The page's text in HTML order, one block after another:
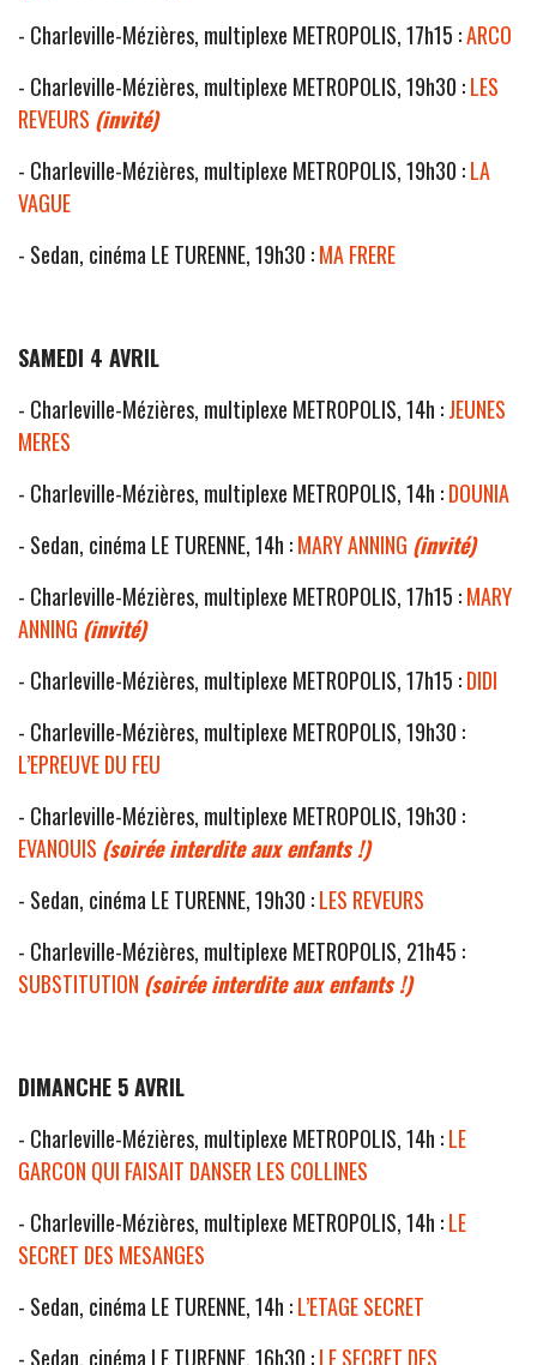
- Charleville-Mézières, multiplexe METROPOLIS, 17h15 :ARCO
- Charleville-Mézières, multiplexe METROPOLIS, 19h30 :LES
REVEURS (invité)
- Charleville-Mézières, multiplexe METROPOLIS, 19h30 :LA
VAGUE
- Sedan, cinéma LE TURENNE, 19h30 :MA FRERE
SAMEDI 4 AVRIL
- Charleville-Mézières, multiplexe METROPOLIS, 14h :JEUNES
MERES
- Charleville-Mézières, multiplexe METROPOLIS, 14h :DOUNIA
- Sedan, cinéma LE TURENNE, 14h :MARY ANNING (invité)
- Charleville-Mézières, multiplexe METROPOLIS, 17h15 :MARY
ANNING (invité)
- Charleville-Mézières, multiplexe METROPOLIS, 17h15 :DIDI
- Charleville-Mézières, multiplexe METROPOLIS, 19h30 :
L’EPREUVE DU FEU
- Charleville-Mézières, multiplexe METROPOLIS, 19h30 :
EVANOUIS (soirée interdite aux enfants !)
- Sedan, cinéma LE TURENNE, 19h30 :LES REVEURS
- Charleville-Mézières, multiplexe METROPOLIS, 21h45 :
SUBSTITUTION (soirée interdite aux enfants !)
DIMANCHE 5 AVRIL
- Charleville-Mézières, multiplexe METROPOLIS, 14h :LE
GARCON QUI FAISAIT DANSER LES COLLINES
- Charleville-Mézières, multiplexe METROPOLIS, 14h :LE
SECRET DES MESANGES
- Sedan, cinéma LE TURENNE, 14h :L’ETAGE SECRET
- Sedan, cinéma LE TURENNE, 16h30 :LE SECRET DES